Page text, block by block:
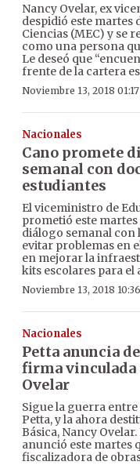
Nancy Ovelar, ex
despidió este martes
Ciencias (MEC) y se
como una persona
Le deseó que
frente de la cartera
Noviembre 13, 2018
Nacionales
Cano promete
semanal con
estudiantes
El viceministro de
prometió este martes
diálogo semanal con
evitar problemas en
en mejorar la
kits escolares para el
Noviembre 13, 2018
Nacionales
Petta anuncia
firma vinculada
Ovelar
Sigue la guerra
Petta, y la ahora
Básica, Nancy
anunció este martes
fiscalizadora de